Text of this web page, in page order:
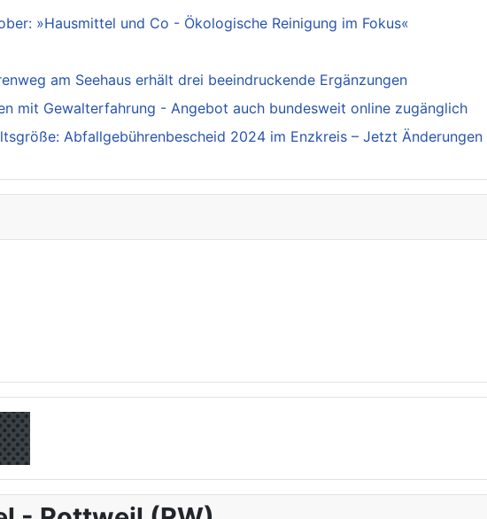
»Hausmittel und Co - Ökologische Reinigung im Fokus«
am Seehaus erhält drei beeindruckende Ergänzungen
mit Gewalterfahrung - Angebot auch bundesweit online zugänglich
Abfallgebührenbescheid 2024 im Enzkreis – Jetzt Änderungen